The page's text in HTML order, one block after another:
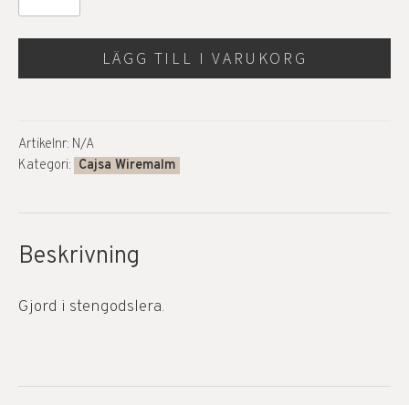
LÄGG TILL I VARUKORG
Artikelnr: N/A
Kategori: Cajsa Wiremalm
Beskrivning
Gjord i stengodslera.